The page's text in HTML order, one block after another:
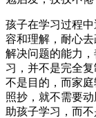
孩子在学习过程
容和理解，耐心
解决问题的能力
习，并不是完全
不是目的，而家
照抄，就不需要
助孩子学习，而不